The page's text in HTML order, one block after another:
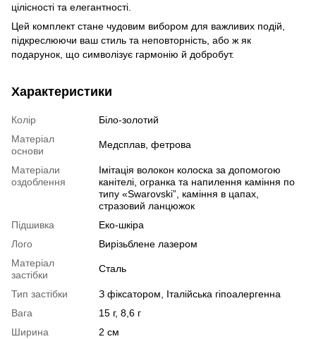
цілісності та елегантності.
Цей комплект стане чудовим вибором для важливих подій,
підкреслюючи ваш стиль та неповторність, або ж як
подарунок, що символізує гармонію й добробут.
Характеристики
Колір
Біло-золотий
Матеріал
основи
Медсплав, фетрова
Матеріали
оздоблення
Імітація волокон колоска за допомогою
канітелі, огранка та напилення каміння по
типу «Swarovski”, каміння в цапах,
стразовий ланцюжок
Підшивка
Еко-шкіра
Лого
Вирізьблене лазером
Матеріал
застібки
Сталь
Тип застібки
З фіксатором, Італійська гіпоалергенна
Вага
15 г, 8,6 г
Ширина
2 см